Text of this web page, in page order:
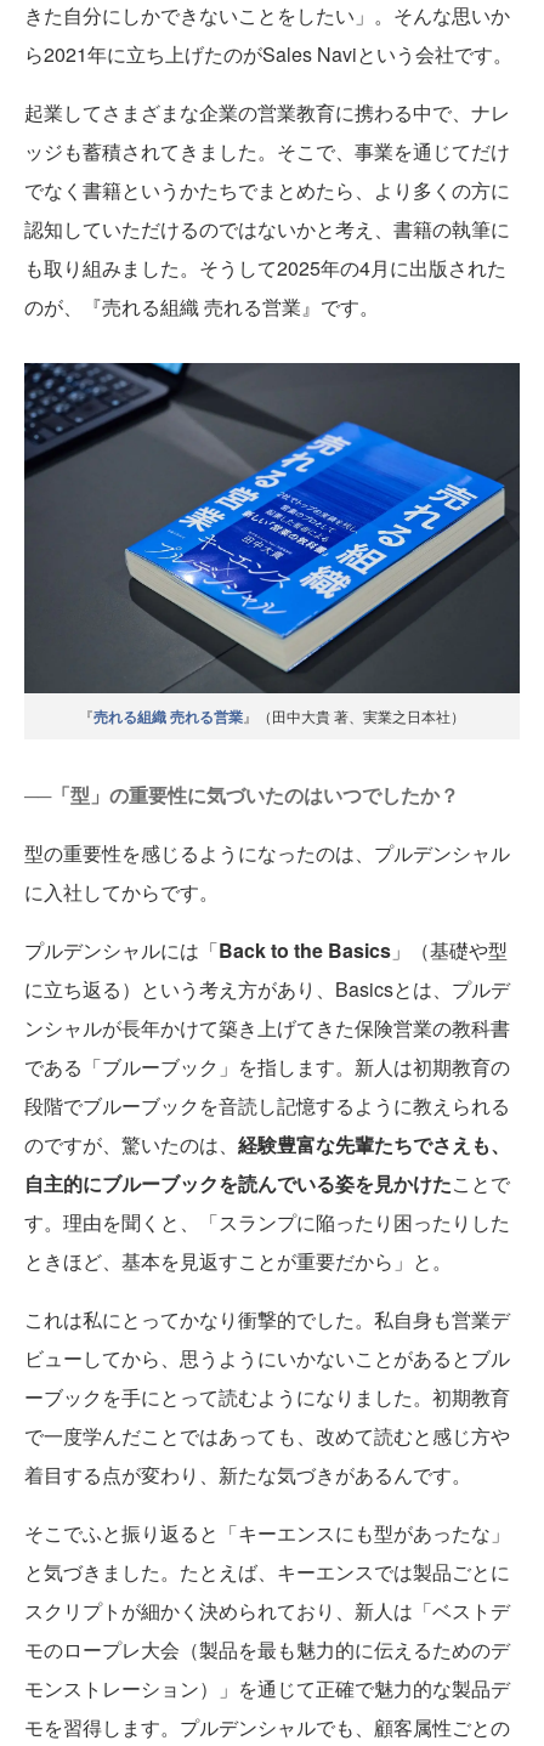
きた自分にしかできないことをしたい」。そんな思いか
ら2021年に立ち上げたのがSales Naviという会社です。
起業してさまざまな企業の営業教育に携わる中で、ナレ
ッジも蓄積されてきました。そこで、事業を通じてだけ
でなく書籍というかたちでまとめたら、より多くの方に
認知していただけるのではないかと考え、書籍の執筆に
も取り組みました。そうして2025年の4月に出版された
のが、『売れる組織 売れる営業』です。
『売れる組織 売れる営業』（田中大貴 著、実業之日本社）
──「型」の重要性に気づいたのはいつでしたか？
型の重要性を感じるようになったのは、プルデンシャル
に入社してからです。
プルデンシャルには「Back to the Basics 」（基礎や型
に立ち返る）という考え方があり、Basicsとは、プルデ
ンシャルが長年かけて築き上げてきた保険営業の教科書
である「ブルーブック」を指します。新人は初期教育の
段階でブルーブックを音読し記憶するように教えられる
のですが、驚いたのは、 経験豊富な先輩たちでさえも、
自主的にブルーブックを読んでいる姿を見かけたことで
す。理由を聞くと、「スランプに陥ったり困ったりした
ときほど、基本を見返すことが重要だから」と。
これは私にとってかなり衝撃的でした。私自身も営業デ
ビューしてから、思うようにいかないことがあるとブル
ーブックを手にとって読むようになりました。初期教育
で一度学んだことではあっても、改めて読むと感じ方や
着目する点が変わり、新たな気づきがあるんです。
そこでふと振り返ると「キーエンスにも型があったな」
と気づきました。たとえば、キーエンスでは製品ごとに
スクリプトが細かく決められており、新人は「ベストデ
モのロープレ大会（製品を最も魅力的に伝えるためのデ
モンストレーション）」を通じて正確で魅力的な製品デ
モを習得します。プルデンシャルでも、顧客属性ごとの